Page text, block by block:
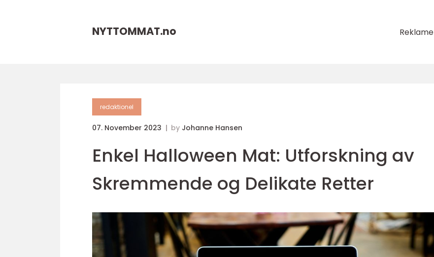
NYTTOMMAT.no Reklame
redaktionel
07. November 2023 by Johanne Hansen
Enkel Halloween Mat: Utforskning av
Skremmende og Delikate Retter